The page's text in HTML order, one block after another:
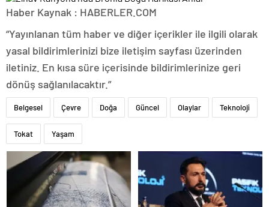
Haber Kaynak : HABERLER.COM
“Yayınlanan tüm haber ve diğer içerikler ile ilgili olarak
yasal bildirimlerinizi bize iletişim sayfası üzerinden
iletiniz. En kısa süre içerisinde bildirimlerinize geri
dönüş sağlanılacaktır.”
Belgesel Çevre Doğa Güncel Olaylar Teknoloji
Tokat Yaşam